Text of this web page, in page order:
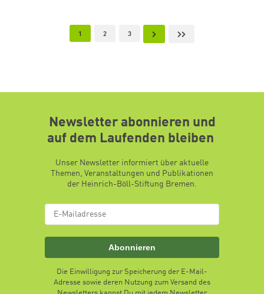
Aktuelle Seite
1 Page
2 Page
3 Nächste SeiteLetzte Seite
Newsletter abonnieren und
auf dem Laufenden bleiben
Unser Newsletter informiert über aktuelle
Themen, Veranstaltungen und Publikationen
der Heinrich-Böll-Stiftung Bremen.
Abonnieren
Die Einwilligung zur Speicherung der E-Mail-
Adresse sowie deren Nutzung zum Versand des